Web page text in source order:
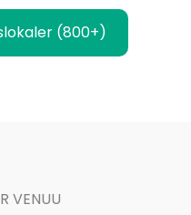
(800+)
VENUU